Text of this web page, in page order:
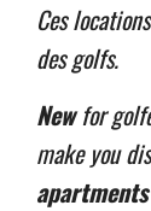
Ces
des golfs.
Newfor
make you